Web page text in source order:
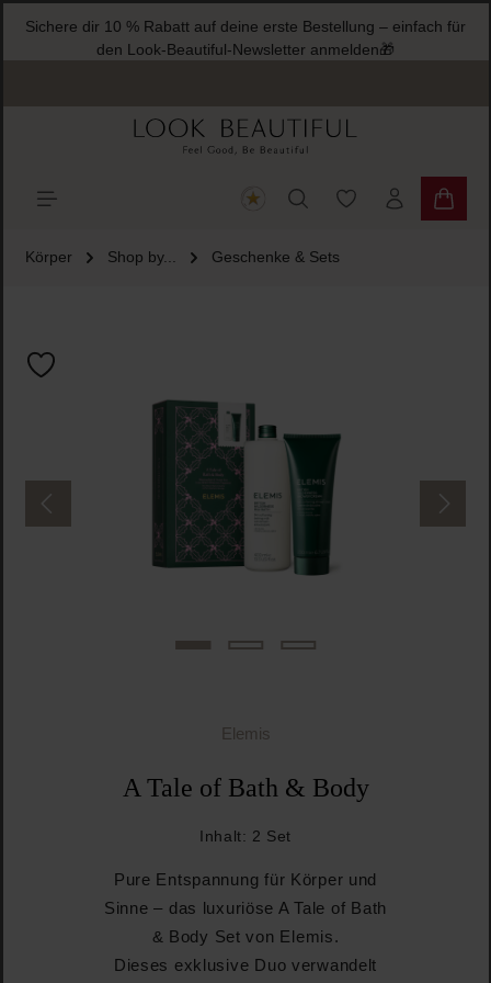
springen
Sichere dir 10 % Rabatt auf deine erste Bestellung – einfach für
den Look-Beautiful-Newsletter anmelden🎁
Du hast 0
Körper Shop by... Geschenke & Sets
Elemis
A Tale of Bath & Body
Inhalt: 2 Set
Pure Entspannung für Körper und
Sinne – das luxuriöse A Tale of Bath
& Body Set von Elemis.
Dieses exklusive Duo verwandelt